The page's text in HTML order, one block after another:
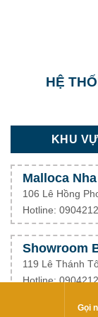
HỆ
KHU
Malloca
106 Lê Hồng
Hotline:
Showroom
119 Lê Thánh
Hotline:
Gọi